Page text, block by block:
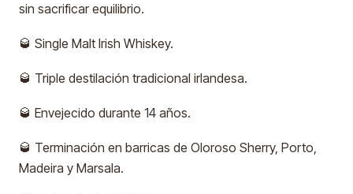
sin sacrificar equilibrio.
🥃 Single Malt Irish Whiskey.
🥃 Triple destilación tradicional irlandesa.
🥃 Envejecido durante 14 años.
🥃 Terminación en barricas de Oloroso Sherry, Porto,
Madeira y Marsala.